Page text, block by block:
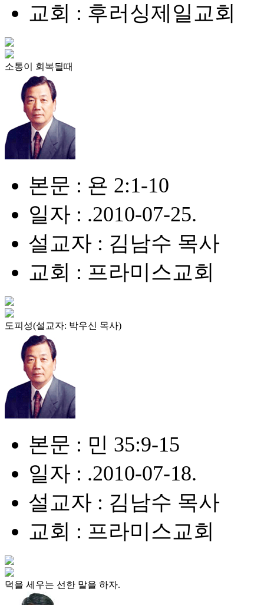
교회 : 후러싱제일교회
소통이 회복될때
본문 : 욘 2:1-10
일자 : .2010-07-25.
설교자 : 김남수 목사
교회 : 프라미스교회
도피성(설교자: 박우신 목사)
본문 : 민 35:9-15
일자 : .2010-07-18.
설교자 : 김남수 목사
교회 : 프라미스교회
덕을 세우는 선한 말을 하자.